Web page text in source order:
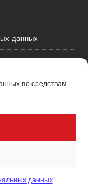
по средствам
данных
данных
права соблюдены.